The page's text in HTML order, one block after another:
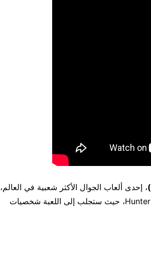
)، إحدى ألعاب الجوال الأكثر شعبية في العالم،
عن تعاون جديد لفترة محدودة مع سلسلة الأنمي الشهيرة Hunter x Hunter، حيث ستجلب إلى اللعبة شخصيات